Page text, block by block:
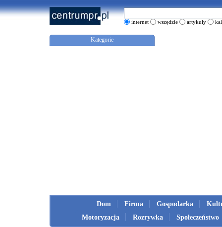
internet wszędzie artykuły
Kategorie
Dom Firma Gospodarka
Motoryzacja
Rozrywka Społeczeństwo